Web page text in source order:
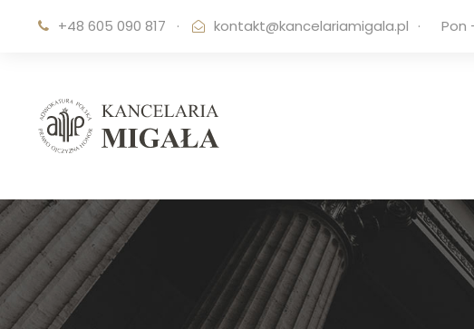
+48 605 090 817 · kontakt@kancelariamigala.pl · Pon